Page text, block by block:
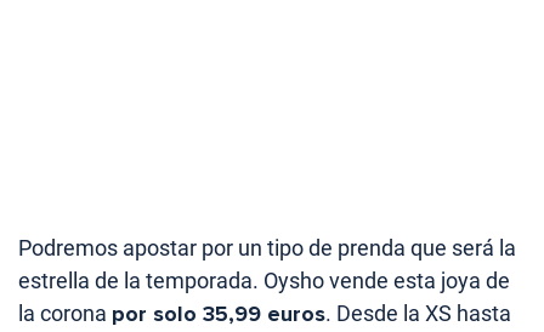
Podremos apostar por un tipo de prenda que será la
estrella de la temporada. Oysho vende esta joya de
la corona por solo 35,99 euros. Desde la XS hasta